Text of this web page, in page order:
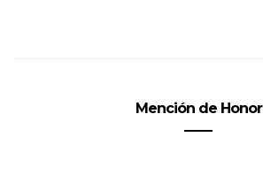
Mención de Honor